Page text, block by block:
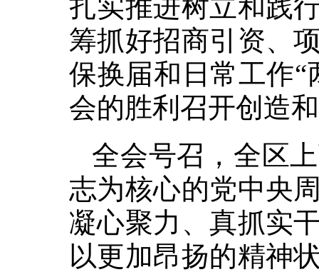
扎实推进树立和践
筹抓好招商引资、
保换届和日常工作
会的胜利召开创造
全会号召，全区
志为核心的党中央
凝心聚力、真抓实
以更加昂扬的精神